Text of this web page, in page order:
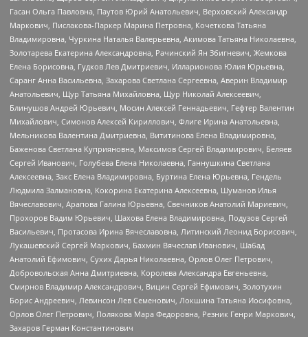
Гасан Ольга Павловна, Паутов Юрий Анатольевич, Верховский Александр
Маркович, Пислакова-Паркер Марина Петровна, Кочеткова Татьяна
Владимировна, Чуркина Наталья Валерьевна, Акимова Татьяна Николаевна,
Золотарева Екатерина Александровна, Рачинский Ян Збигневич, Жемкова
Елена Борисовна, Гудков Лев Дмитриевич, Илларионова Юлия Юрьевна,
Саранг Анна Васильевна, Захарова Светлана Сергеевна, Аверин Владимир
Анатольевич, Щур Татьяна Михайловна, Щур Николай Алексеевич,
Блинушов Андрей Юрьевич, Мосин Алексей Геннадьевич, Гефтер Валентин
Михайлович, Симонов Алексей Кириллович, Флиге Ирина Анатольевна,
Мельникова Валентина Дмитриевна, Вититинова Елена Владимировна,
Баженова Светлана Куприяновна, Максимов Сергей Владимирович, Беляев
Сергей Иванович, Голубева Елена Николаевна, Ганнушкина Светлана
Алексеевна, Закс Елена Владимировна, Буртина Елена Юрьевна, Гендель
Людмила Залмановна, Кокорина Екатерина Алексеевна, Шуманов Илья
Вячеславович, Арапова Галина Юрьевна, Свечников Анатолий Мариевич,
Прохоров Вадим Юрьевич, Шахова Елена Владимировна, Подузов Сергей
Васильевич, Протасова Ирина Вячеславовна, Литинский Леонид Борисович,
Лукашевский Сергей Маркович, Бахмин Вячеслав Иванович, Шабад
Анатолий Ефимович, Сухих Дарья Николаевна, Орлов Олег Петрович,
Добровольская Анна Дмитриевна, Королева Александра Евгеньевна,
Смирнов Владимир Александрович, Вицин Сергей Ефимович, Золотухин
Борис Андреевич, Левинсон Лев Семенович, Локшина Татьяна Иосифовна,
Орлов Олег Петрович, Полякова Мара Федоровна, Резник Генри Маркович,
Захаров Герман Константинович